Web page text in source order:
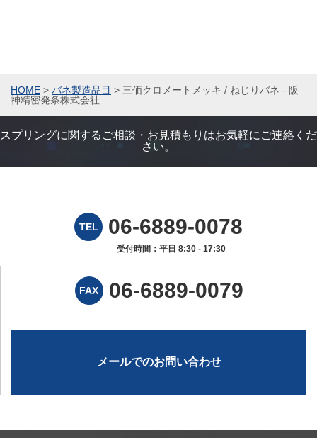
HOME > バネ製造品目 > 三価クロメートメッキ / ねじりバネ - 阪
神精密発条株式会社
スプリングに関するご相談・お見積もりはお気軽にご連絡くだ
さい。
TEL 06-6889-0078
受付時間：平日 8:30 - 17:30
FAX 06-6889-0079
メールでのお問い合わせ